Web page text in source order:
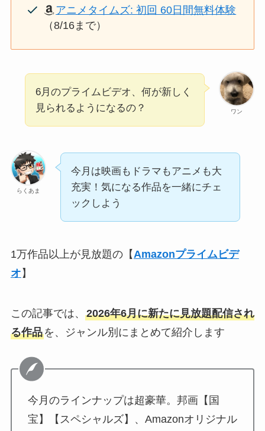
アニメタイムズ: 初回 60日間無料体験
（8/16まで）
ワン
6月のプライムビデオ、何が新しく
見られるようになるの？
らくあま
今月は映画もドラマもアニメも大
充実！気になる作品を一緒にチェ
ックしよう
1万作品以上が見放題の【Amazonプライムビデ
オ 】
この記事では、 2026年6月に新たに見放題配信され
る作品を、ジャンル別にまとめて紹介します
今月のラインナップは超豪華。邦画【国
宝】【スペシャルズ】、Amazonオリジナル